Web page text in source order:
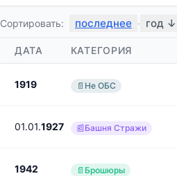
Сортировать: последнее · год ↓
ДАТА КАТЕГОРИЯ
1919 📄 Не ОБС
01.01.1927 📰Башня Стражи
1942 📄 Брошюры